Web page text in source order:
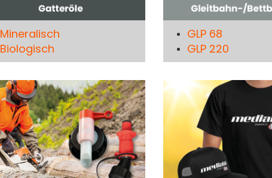
Mineralisch
Biologisch
GLP 68
GLP 220